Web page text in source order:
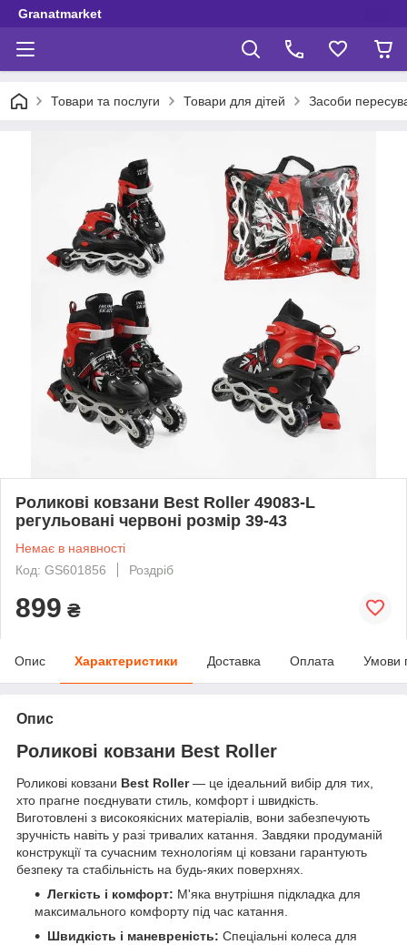
Granatmarket
Товари та послуги Товари для дітей Засоби
Роликові ковзани Best Roller 49083-L
регульовані червоні розмір 39-43
Немає в наявності
Код: GS601856
Роздріб
899 ₴
Опис Характеристики Доставка Оплата Умови
Опис
Роликові ковзани Best Roller
Роликові ковзани Best Roller— це ідеальний вибір для тих,
хто прагне поєднувати стиль, комфорт і швидкість.
Виготовлені з високоякісних матеріалів, вони забезпечують
зручність навіть у разі тривалих катання. Завдяки продуманій
конструкції та сучасним технологіям ці ковзани гарантують
безпеку та стабільність на будь-яких поверхнях.
Легкість і комфорт: М'яка внутрішня підкладка для
максимального комфорту під час катання.
Швидкість і маневреність: Спеціальні колеса для